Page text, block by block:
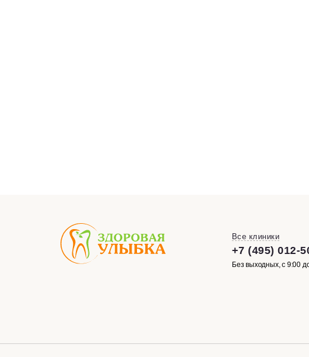
Все клиники
+7 (495) 012-
Без выходных, с 9:00